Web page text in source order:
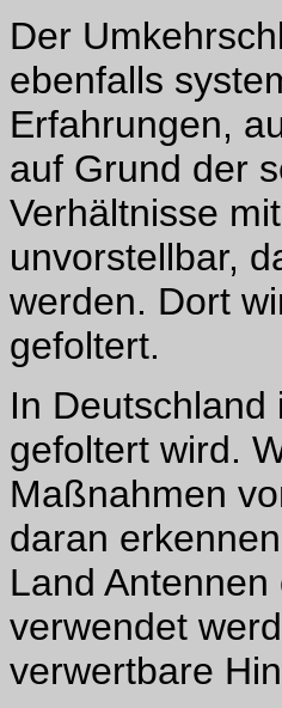
Der
ebenfalls
Erfahrungen,
auf Grund der
Verhältnisse
unvorstellbar,
werden. Dort
gefoltert.
In
gefoltert wird.
Maßnahmen
daran
Land
verwendet
verwertbare